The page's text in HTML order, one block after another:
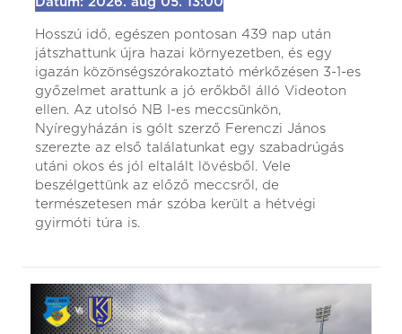
Hosszú idő, egészen pontosan 439 nap után
játszhattunk újra hazai környezetben, és egy
igazán közönségszórakoztató mérkőzésen 3-1-es
győzelmet arattunk a jó erőkből álló Videoton
ellen. Az utolsó NB I-es meccsünkön,
Nyíregyházán is gólt szerző Ferenczi János
szerezte az első találatunkat egy szabadrúgás
utáni okos és jól eltalált lövésből. Vele
beszélgettünk az előző meccsről, de
természetesen már szóba került a hétvégi
gyirmóti túra is.